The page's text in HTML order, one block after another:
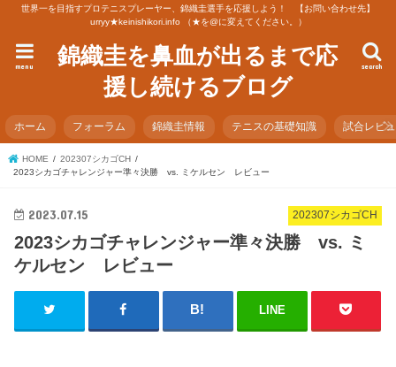
世界一を目指すプロテニスプレーヤー、錦織圭選手を応援しよう！ 【お問い合わせ先】
urryy★keinishikori.info （★を@に変えてください。）
錦織圭を鼻血が出るまで応
援し続けるブログ
search
menu
ホーム フォーラム 錦織圭情報 テニスの基礎知識 試合レビ
HOME
202307シカゴCH
2023シカゴチャレンジャー準々決勝 vs. ミケルセン レビュー
202307シカゴCH
2023.07.15
2023シカゴチャレンジャー準々決勝 vs. ミ
ケルセン レビュー
LINE